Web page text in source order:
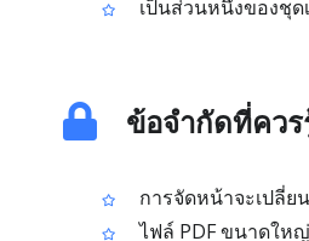
เป็นส่วนหนึ่งของชุด
ข้อจำกัดที่ควร
การจัดหน้าจะเปลี่
ไฟล์ PDF ขนาดให